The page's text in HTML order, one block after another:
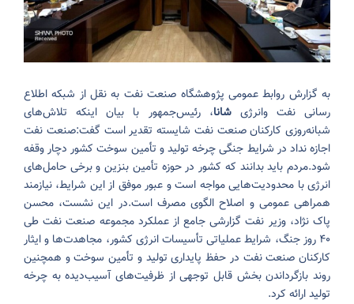
به گزارش روابط عمومی پژوهشگاه صنعت نفت به نقل از شبکه اطلاع
رسانی نفت وانرژیشانا، رئیس‌جمهور با بیان اینکه تلاش‌های
شبانه‌روزی کارکنان صنعت نفت شایسته تقدیر است گفت:صنعت نفت
اجازه نداد در شرایط جنگی چرخه تولید و تأمین سوخت کشور دچار وقفه
شود.مردم باید بدانند که کشور در حوزه تأمین بنزین و برخی حامل‌های
انرژی با محدودیت‌هایی مواجه است و عبور موفق از این شرایط، نیازمند
همراهی عمومی و اصلاح الگوی مصرف است.در این نشست، محسن
پاک نژاد، وزیر نفت گزارشی جامع از عملکرد مجموعه صنعت نفت طی
۴۰ روز جنگ، شرایط عملیاتی تأسیسات انرژی کشور، مجاهدت‌ها و ایثار
کارکنان صنعت نفت در حفظ پایداری تولید و تأمین سوخت و همچنین
روند بازگرداندن بخش قابل توجهی از ظرفیت‌های آسیب‌دیده به چرخه
تولید ارائه کرد.